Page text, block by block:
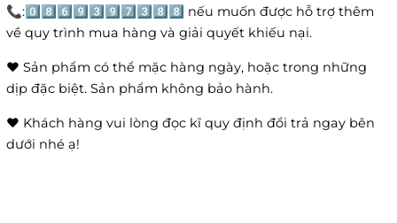
📞:0️⃣8️⃣6️⃣9️⃣3️⃣9️⃣7️⃣3️⃣8️⃣8️⃣ nếu muốn được hỗ trợ thêm
về quy trình mua hàng và giải quyết khiếu nại.
❤️ Sản phẩm có thể mặc hàng ngày, hoặc trong những
dịp đặc biệt. Sản phẩm không bảo hành.
❤️ Khách hàng vui lòng đọc kĩ quy định đổi trả ngay bên
dưới nhé ạ!